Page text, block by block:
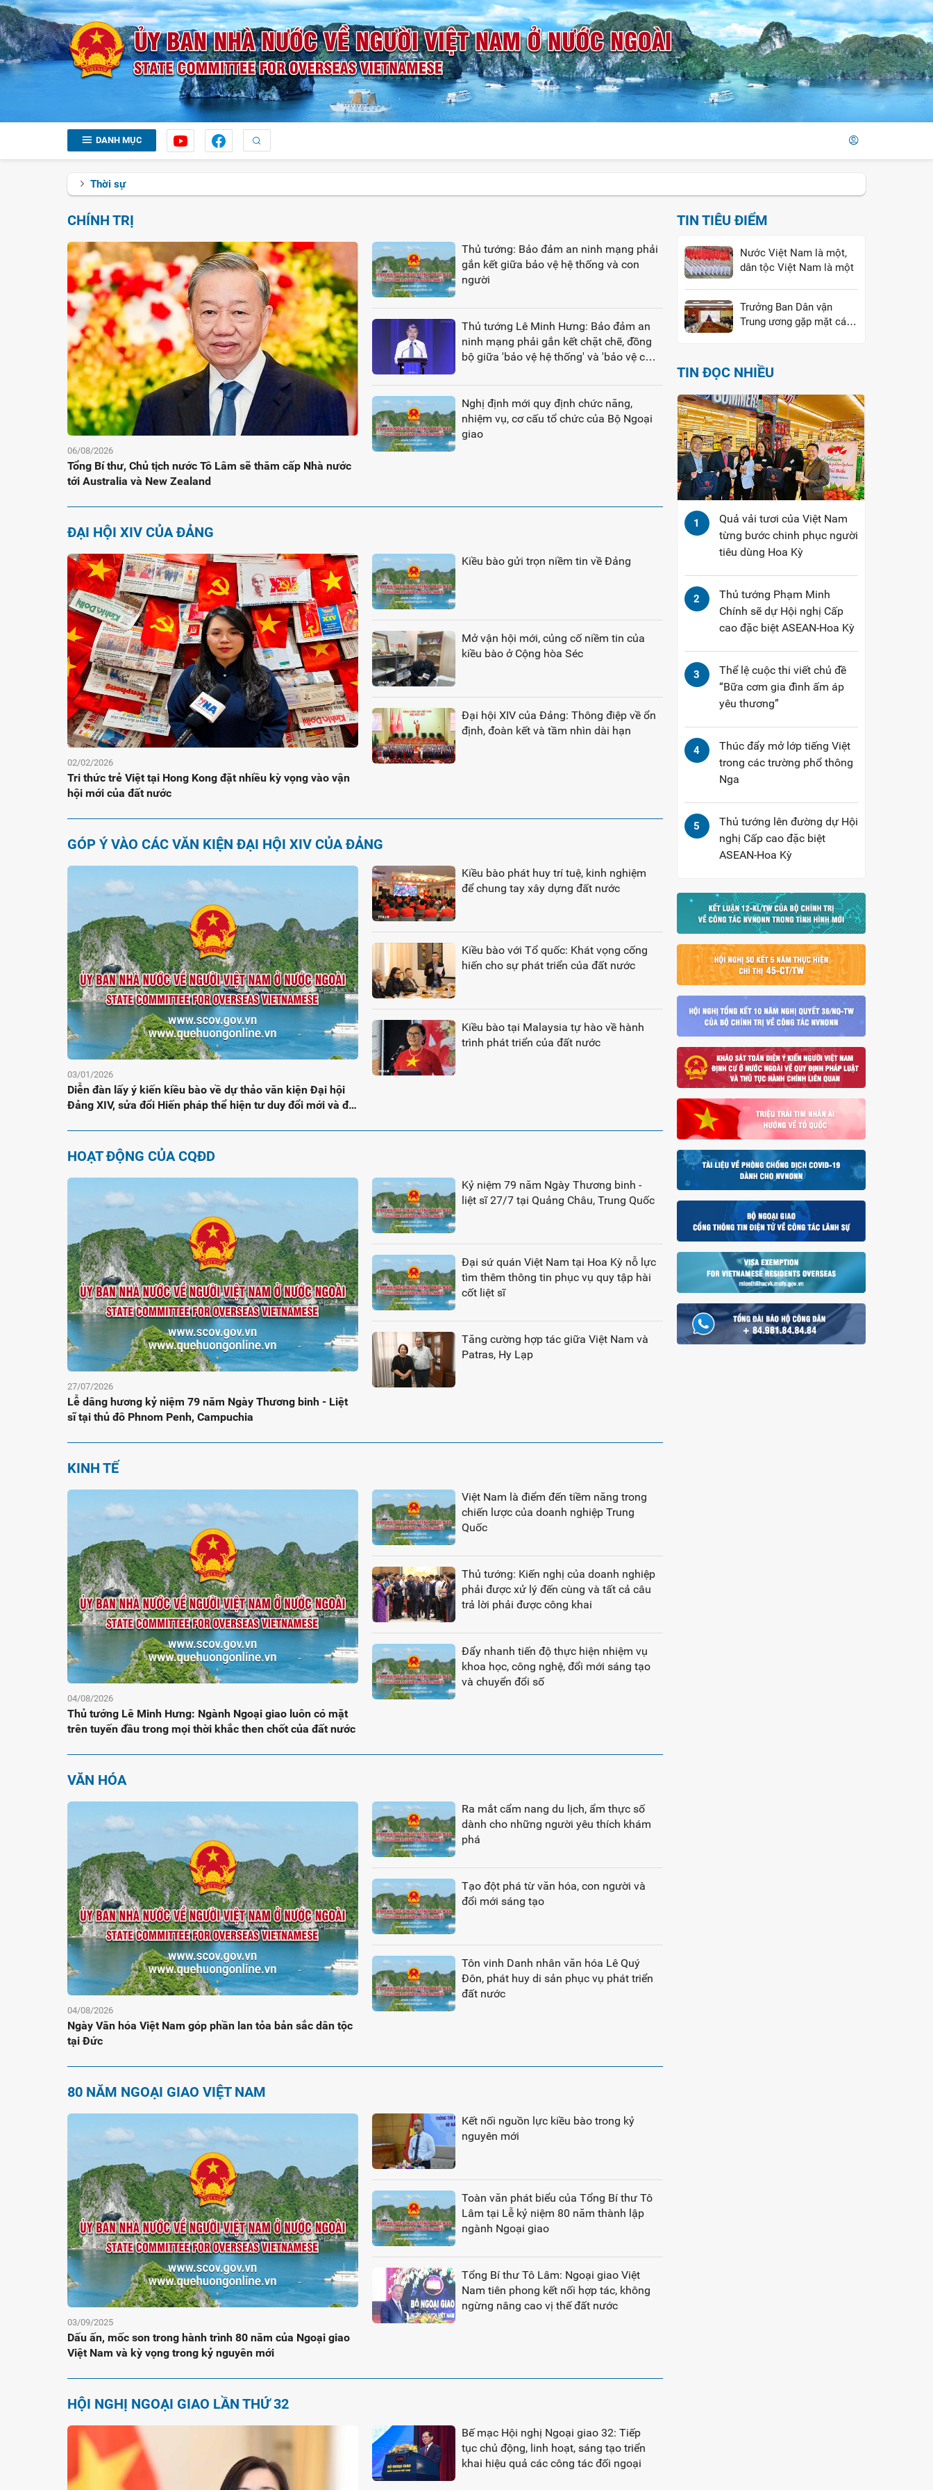
DANH MỤC
Thời sự
CHÍNH TRỊ
06/08/2026
Tổng Bí thư, Chủ tịch nước Tô Lâm sẽ thăm cấp Nhà nước
tới Australia và New Zealand
Thủ tướng: Bảo đảm an ninh mạng phải
gắn kết giữa bảo vệ hệ thống và con
người
Thủ tướng Lê Minh Hưng: Bảo đảm an
ninh mạng phải gắn kết chặt chẽ, đồng
bộ giữa 'bảo vệ hệ thống' và 'bảo vệ con
Nghị định mới quy định chức năng,
nhiệm vụ, cơ cấu tổ chức của Bộ Ngoại
giao
ĐẠI HỘI XIV CỦA ĐẢNG
02/02/2026
Tri thức trẻ Việt tại Hong Kong đặt nhiều kỳ vọng vào vận
hội mới của đất nước
Kiều bào gửi trọn niềm tin về Đảng
Mở vận hội mới, củng cố niềm tin của
kiều bào ở Cộng hòa Séc
Đại hội XIV của Đảng: Thông điệp về ổn
định, đoàn kết và tầm nhìn dài hạn
GÓP Ý VÀO CÁC VĂN KIỆN ĐẠI HỘI XIV CỦA ĐẢNG
03/01/2026
Diễn đàn lấy ý kiến kiều bào về dự thảo văn kiện Đại hội
Đảng XIV, sửa đổi Hiến pháp thể hiện tư duy đổi mới và đại
Kiều bào phát huy trí tuệ, kinh nghiệm
để chung tay xây dựng đất nước
Kiều bào với Tổ quốc: Khát vọng cống
hiến cho sự phát triển của đất nước
Kiều bào tại Malaysia tự hào về hành
trình phát triển của đất nước
HOẠT ĐỘNG CỦA CQĐD
27/07/2026
Lễ dâng hương kỷ niệm 79 năm Ngày Thương binh - Liệt
sĩ tại thủ đô Phnom Penh, Campuchia
Kỷ niệm 79 năm Ngày Thương binh -
liệt sĩ 27/7 tại Quảng Châu, Trung Quốc
Đại sứ quán Việt Nam tại Hoa Kỳ nỗ lực
tìm thêm thông tin phục vụ quy tập hài
cốt liệt sĩ
Tăng cường hợp tác giữa Việt Nam và
Patras, Hy Lạp
KINH TẾ
04/08/2026
Thủ tướng Lê Minh Hưng: Ngành Ngoại giao luôn có mặt
trên tuyến đầu trong mọi thời khắc then chốt của đất nước
Việt Nam là điểm đến tiềm năng trong
chiến lược của doanh nghiệp Trung
Quốc
Thủ tướng: Kiến nghị của doanh nghiệp
phải được xử lý đến cùng và tất cả câu
trả lời phải được công khai
Đẩy nhanh tiến độ thực hiện nhiệm vụ
khoa học, công nghệ, đổi mới sáng tạo
và chuyển đổi số
VĂN HÓA
04/08/2026
Ngày Văn hóa Việt Nam góp phần lan tỏa bản sắc dân tộc
tại Đức
Ra mắt cẩm nang du lịch, ẩm thực số
dành cho những người yêu thích khám
phá
Tạo đột phá từ văn hóa, con người và
đổi mới sáng tạo
Tôn vinh Danh nhân văn hóa Lê Quý
Đôn, phát huy di sản phục vụ phát triển
đất nước
80 NĂM NGOẠI GIAO VIỆT NAM
03/09/2025
Dấu ấn, mốc son trong hành trình 80 năm của Ngoại giao
Việt Nam và kỳ vọng trong kỷ nguyên mới
Kết nối nguồn lực kiều bào trong kỷ
nguyên mới
Toàn văn phát biểu của Tổng Bí thư Tô
Lâm tại Lễ kỷ niệm 80 năm thành lập
ngành Ngoại giao
Tổng Bí thư Tô Lâm: Ngoại giao Việt
Nam tiên phong kết nối hợp tác, không
ngừng nâng cao vị thế đất nước
HỘI NGHỊ NGOẠI GIAO LẦN THỨ 32
Bế mạc Hội nghị Ngoại giao 32: Tiếp
tục chủ động, linh hoạt, sáng tạo triển
khai hiệu quả các công tác đối ngoại
TIN TIÊU ĐIỂM
Nước Việt Nam là một,
dân tộc Việt Nam là một
Trưởng Ban Dân vận
Trung ương gặp mặt các
TIN ĐỌC NHIỀU
1
Quả vải tươi của Việt Nam
từng bước chinh phục người
tiêu dùng Hoa Kỳ
2
Thủ tướng Phạm Minh
Chính sẽ dự Hội nghị Cấp
cao đặc biệt ASEAN-Hoa Kỳ
3
Thể lệ cuộc thi viết chủ đề
“Bữa cơm gia đình ấm áp
yêu thương”
4
Thúc đẩy mở lớp tiếng Việt
trong các trường phổ thông
Nga
5
Thủ tướng lên đường dự Hội
nghị Cấp cao đặc biệt
ASEAN-Hoa Kỳ